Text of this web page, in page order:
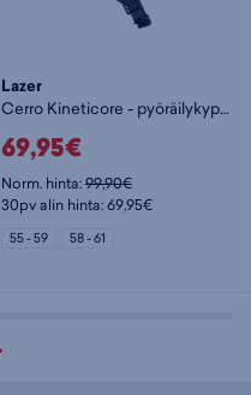
Lazer
Cerro Kineticore - pyöräilykypärä
69,95€
Norm. hinta:99,90€
30pv alin hinta: 69,95€
55 - 59 58 - 61